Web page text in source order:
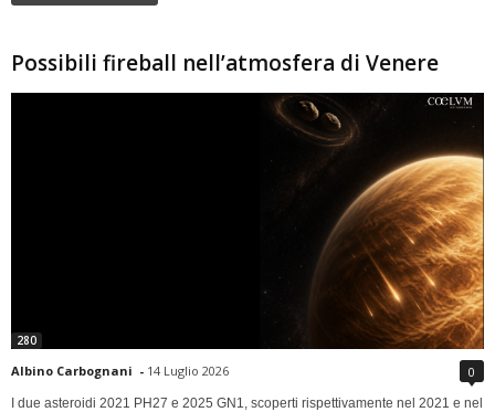
Possibili fireball nell’atmosfera di Venere
280
Albino Carbognani - 14 Luglio 2026 0
I due asteroidi 2021 PH27 e 2025 GN1, scoperti rispettivamente nel 2021 e nel